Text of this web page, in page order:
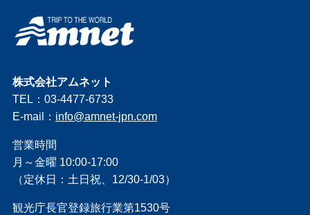
株式会社アムネット
TEL：03-4477-6733
E-mail： info@amnet-jpn.com
営業時間
月～金曜 10:00-17:00
（定休日：土日祝、12/30-1/03）
観光庁長官登録旅行業第1530号